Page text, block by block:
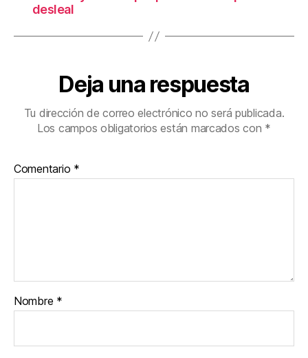
desleal
Deja una respuesta
Tu dirección de correo electrónico no será publicada.
Los campos obligatorios están marcados con *
Comentario *
Nombre *